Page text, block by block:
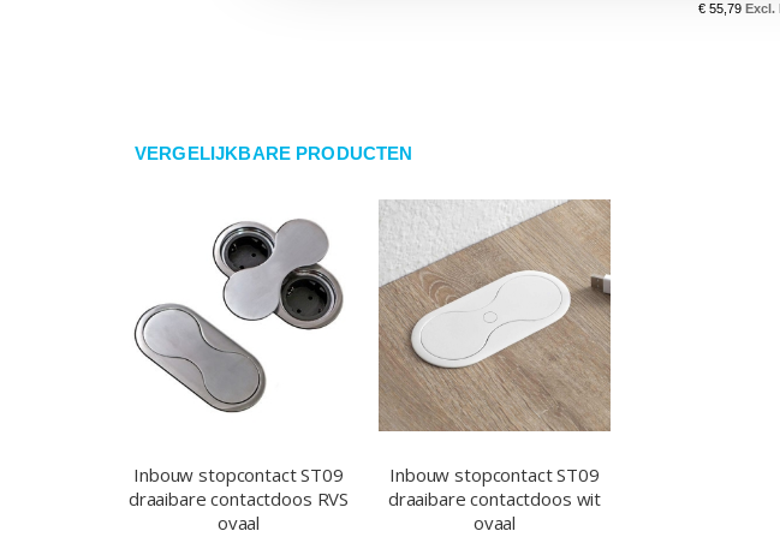
€ 55,79
VERGELIJKBARE PRODUCTEN
Inbouw stopcontact ST09
draaibare contactdoos RVS
ovaal
Inbouw stopcontact ST09
draaibare contactdoos wit
ovaal